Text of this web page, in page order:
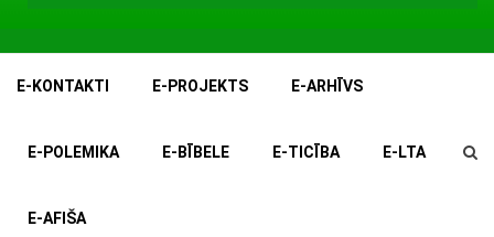
E-KONTAKTI E-PROJEKTS E-ARHĪVS
E-POLEMIKA E-BĪBELE E-TICĪBA E-LTA
E-AFIŠA